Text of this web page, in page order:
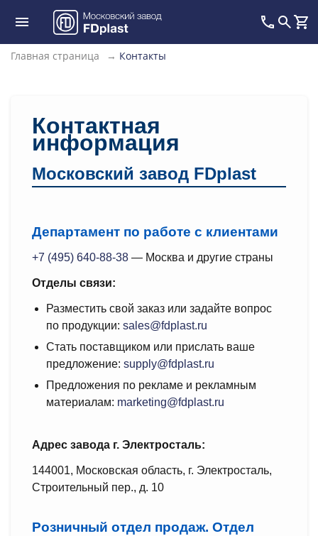
Главная страница → Контакты
Контактная
информация
Московский завод FDplast
Департамент по работе с клиентами
+7 (495) 640-88-38 — Москва и другие страны
Отделы связи:
Разместить свой заказ или задайте вопрос
по продукции: sales@fdplast.ru
Стать поставщиком или прислать ваше
предложение: supply@fdplast.ru
Предложения по рекламе и рекламным
материалам: marketing@fdplast.ru
Адрес завода г. Электросталь:
144001, Московская область, г. Электросталь,
Строительный пер., д. 10
Розничный отдел продаж. Отдел